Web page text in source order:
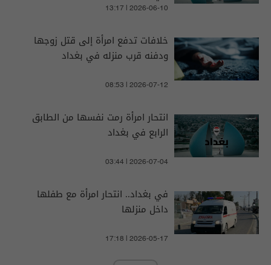
13:17 | 2026-06-10
خلافات تدفع امرأة إلى قتل زوجها
ودفنه قرب منزله في بغداد
08:53 | 2026-07-12
انتحار امرأة رمت نفسها من الطابق
الرابع في بغداد
03:44 | 2026-07-04
في بغداد.. انتحار امرأة مع طفلها
داخل منزلها
17:18 | 2026-05-17